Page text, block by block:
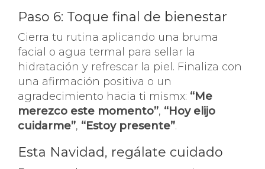
Paso 6: Toque final de bienestar
Cierra tu rutina aplicando una bruma
facial o agua termal para sellar la
hidratación y refrescar la piel. Finaliza con
una afirmación positiva o un
agradecimiento hacia ti mismx: “Me
merezco este momento”, “Hoy elijo
cuidarme”, “Estoy presente”.
Esta Navidad, regálate cuidado